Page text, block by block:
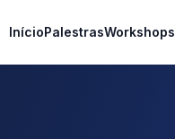
InícioPalestrasWorkshops